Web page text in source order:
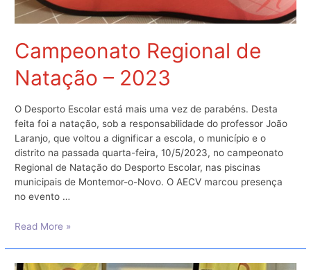
Campeonato Regional de
Natação – 2023
O Desporto Escolar está mais uma vez de parabéns. Desta
feita foi a natação, sob a responsabilidade do professor João
Laranjo, que voltou a dignificar a escola, o município e o
distrito na passada quarta-feira, 10/5/2023, no campeonato
Regional de Natação do Desporto Escolar, nas piscinas
municipais de Montemor-o-Novo. O AECV marcou presença
no evento …
Campeonato
Read More »